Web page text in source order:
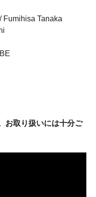
Tanaka
お取り扱いには十分ご